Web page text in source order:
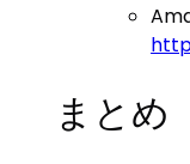
まとめ